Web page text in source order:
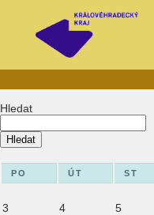
Hledat
Hledat
PO ÚT ST
3 4
5